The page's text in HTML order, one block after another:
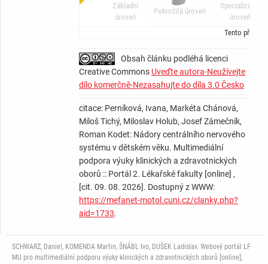
Základní
úroveň
Pokročilá úroveň
Specializační
úroveň
Tento
Obsah článku podléhá licenci
Creative Commons Uveďte autora-Neužívejte
dílo komerčně-Nezasahujte do díla 3.0 Česko
citace: Perníková, Ivana, Markéta Chánová,
Miloš Tichý, Miloslav Holub, Josef Zámečník,
Roman Kodet: Nádory centrálního nervového
systému v dětském věku. Multimediální
podpora výuky klinických a zdravotnických
oborů :: Portál 2. Lékařské fakulty [online] ,
[cit. 09. 08. 2026]. Dostupný z WWW:
https://mefanet-motol.cuni.cz/clanky.php?
aid=1733.
SCHWARZ, Daniel, KOMENDA Martin, ŠNÁBL Ivo, DUŠEK Ladislav. Webový portál LF
MU pro multimediální podporu výuky klinických a zdravotnických oborů [online],